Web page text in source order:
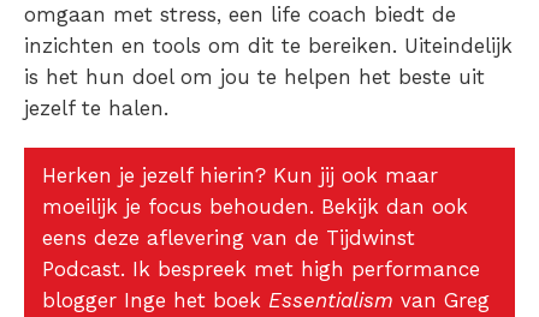
omgaan met stress, een life coach biedt de
inzichten en tools om dit te bereiken. Uiteindelijk
is het hun doel om jou te helpen het beste uit
jezelf te halen.
Herken je jezelf hierin? Kun jij ook maar
moeilijk je focus behouden. Bekijk dan ook
eens deze aflevering van de Tijdwinst
Podcast. Ik bespreek met high performance
blogger Inge het boek Essentialism van Greg